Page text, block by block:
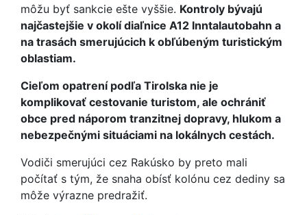
môžu byť sankcie ešte vyššie. Kontroly bývajú
najčastejšie v okolí diaľnice A12 Inntalautobahn a
na trasách smerujúcich k obľúbeným turistickým
oblastiam.
Cieľom opatrení podľa Tirolska nie je
komplikovať cestovanie turistom, ale ochrániť
obce pred náporom tranzitnej dopravy, hlukom a
nebezpečnými situáciami na lokálnych cestách.
Vodiči smerujúci cez Rakúsko by preto mali
počítať s tým, že snaha obísť kolónu cez dediny sa
môže výrazne predražiť.